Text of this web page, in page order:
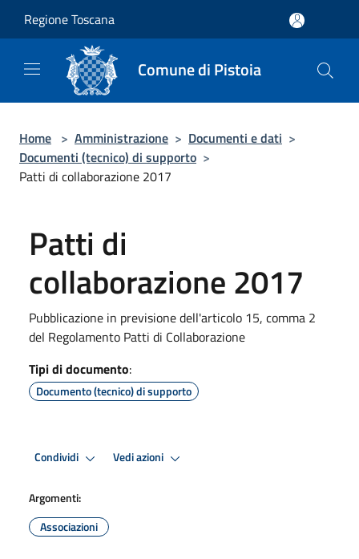
Regione Toscana
Comune di Pistoia
Home > Amministrazione > Documenti e dati >
Documenti (tecnico) di supporto >
Patti di collaborazione 2017
Patti di
collaborazione 2017
Pubblicazione in previsione dell'articolo 15, comma 2
del Regolamento Patti di Collaborazione
Tipi di documento:
Documento (tecnico) di supporto
Condividi Vedi azioni
Argomenti:
Associazioni